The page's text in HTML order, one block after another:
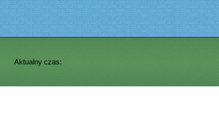
Aktualny czas: